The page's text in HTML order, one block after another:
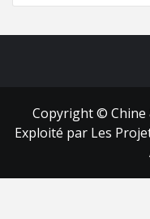
Copyright © Chine
Exploité par Les